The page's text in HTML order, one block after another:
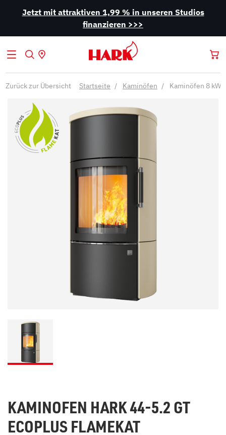
Jetzt mit attraktiven 1,99 % in unseren Studios
finanzieren >>>
Zurück zur Übersicht Startseite Kaminöfen Kaminöfen 8 kW
KAMINOFEN HARK 44-5.2 GT
ECOPLUS FLAMEKAT